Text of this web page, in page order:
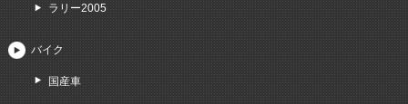
ラリー2005
バイク
国産車